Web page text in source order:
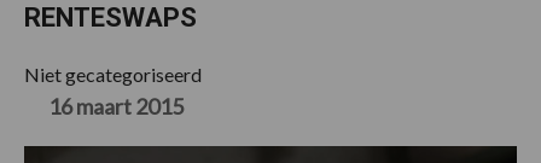
RENTESWAPS
Niet gecategoriseerd
16 maart 2015